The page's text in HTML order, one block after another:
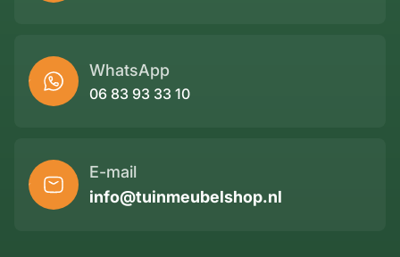
WhatsApp
06 83 93 33 10
E-mail
info@tuinmeubelshop.nl